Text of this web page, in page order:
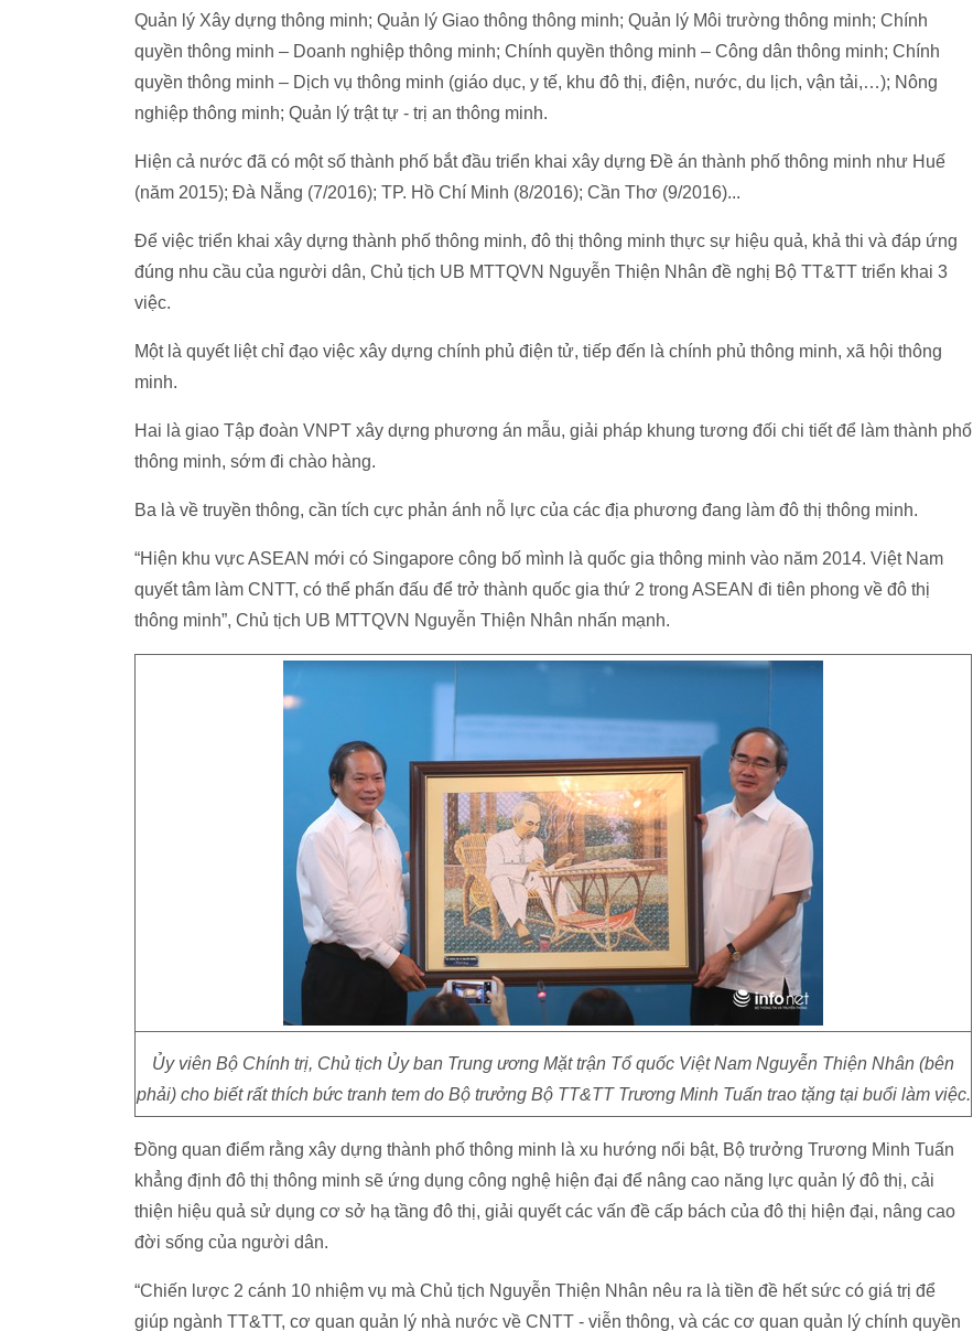
Quản lý Xây dựng thông minh; Quản lý Giao thông thông minh; Quản lý Môi trường thông minh; Chính
quyền thông minh – Doanh nghiệp thông minh; Chính quyền thông minh – Công dân thông minh; Chính
quyền thông minh – Dịch vụ thông minh (giáo dục, y tế, khu đô thị, điện, nước, du lịch, vận tải,…); Nông
nghiệp thông minh; Quản lý trật tự - trị an thông minh.
Hiện cả nước đã có một số thành phố bắt đầu triển khai xây dựng Đề án thành phố thông minh như Huế
(năm 2015); Đà Nẵng (7/2016); TP. Hồ Chí Minh (8/2016); Cần Thơ (9/2016)...
Để việc triển khai xây dựng thành phố thông minh, đô thị thông minh thực sự hiệu quả, khả thi và đáp ứng
đúng nhu cầu của người dân, Chủ tịch UB MTTQVN Nguyễn Thiện Nhân đề nghị Bộ TT&TT triển khai 3
việc.
Một là quyết liệt chỉ đạo việc xây dựng chính phủ điện tử, tiếp đến là chính phủ thông minh, xã hội thông
minh.
Hai là giao Tập đoàn VNPT xây dựng phương án mẫu, giải pháp khung tương đối chi tiết để làm thành phố
thông minh, sớm đi chào hàng.
Ba là về truyền thông, cần tích cực phản ánh nỗ lực của các địa phương đang làm đô thị thông minh.
“Hiện khu vực ASEAN mới có Singapore công bố mình là quốc gia thông minh vào năm 2014. Việt Nam
quyết tâm làm CNTT, có thể phấn đấu để trở thành quốc gia thứ 2 trong ASEAN đi tiên phong về đô thị
thông minh”, Chủ tịch UB MTTQVN Nguyễn Thiện Nhân nhấn mạnh.
Ủy viên Bộ Chính trị, Chủ tịch Ủy ban Trung ương Mặt trận Tổ quốc Việt Nam Nguyễn Thiện Nhân (bên
phải) cho biết rất thích bức tranh tem do Bộ trưởng Bộ TT&TT Trương Minh Tuấn trao tặng tại buổi làm việc.
Đồng quan điểm rằng xây dựng thành phố thông minh là xu hướng nổi bật, Bộ trưởng Trương Minh Tuấn
khẳng định đô thị thông minh sẽ ứng dụng công nghệ hiện đại để nâng cao năng lực quản lý đô thị, cải
thiện hiệu quả sử dụng cơ sở hạ tầng đô thị, giải quyết các vấn đề cấp bách của đô thị hiện đại, nâng cao
đời sống của người dân.
“Chiến lược 2 cánh 10 nhiệm vụ mà Chủ tịch Nguyễn Thiện Nhân nêu ra là tiền đề hết sức có giá trị để
giúp ngành TT&TT, cơ quan quản lý nhà nước về CNTT - viễn thông, và các cơ quan quản lý chính quyền